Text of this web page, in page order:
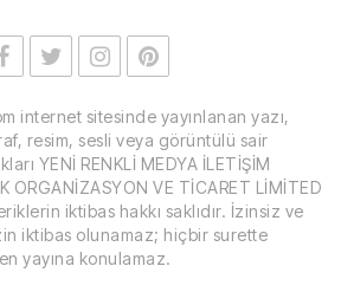
internet sitesinde yayınlanan yazı,
resim, sesli veya görüntülü sair
YENİ RENKLİ MEDYA İLETİŞİM
ORGANİZASYON VE TİCARET LİMİTED
iktibas hakkı saklıdır. İzinsiz ve
iktibas olunamaz; hiçbir surette
yayına konulamaz.